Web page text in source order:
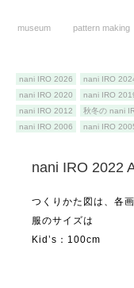
museum pattern making
nani IRO 2026 nani IRO
nani IRO 2020
nani IRO
nani IRO 2012
秋冬の nani
nani IRO 2006
nani IRO
nani IRO 2022
つくりかた図は、各
服のサイズは
Kid’s：100cm